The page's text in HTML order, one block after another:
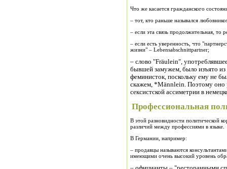
Что же касается гражданского
– тот, кто раньше назывался
– если эта связь продолжительная,
– если есть уверенность, что
жизни" – Lebensabschnittpartner;
– слово "Fräulein",
бывшей замужем, было изъято
феминисток, поскольку ему не
скажем, *Männlein. Поэтому оно
сексистской ассиметрии в
Профессиональная
В этой разновидности политической
различий между профессиями в языке.
В Германии, например:
– продавцы называются
имеющими очень высокий уровень